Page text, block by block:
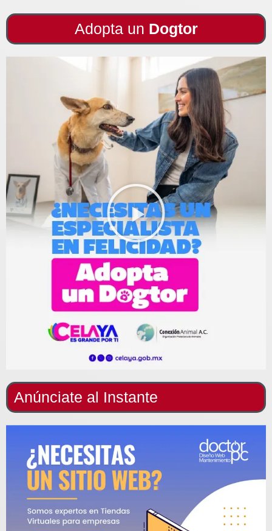
Adopta un Dogtor
Anúnciate al Instante